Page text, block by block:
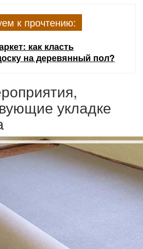
к прочтению:
как класть
на деревянный пол?
укладке